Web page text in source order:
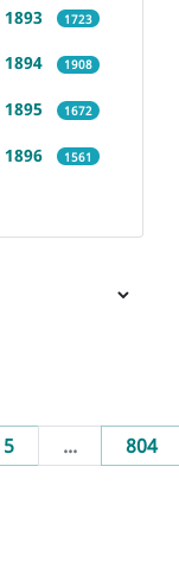
1893 1723
1894 1908
1895 1672
1896 1561
5 ... 804